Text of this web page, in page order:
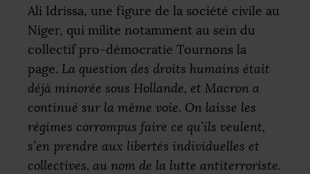
Ali Idrissa, une figure de la société civile au
Niger, qui milite notamment au sein du
collectif pro-démocratie Tournons la
page. La question des droits humains était
déjà minorée sous Hollande, et Macron a
continué sur la même voie. On laisse les
régimes corrompus faire ce qu’ils veulent,
s’en prendre aux libertés individuelles et
collectives, au nom de la lutte antiterroriste.